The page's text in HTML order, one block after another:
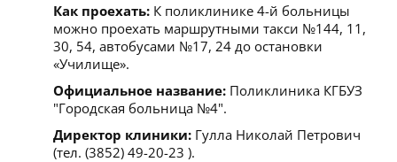
Как проехать: К поликлинике 4-й больницы
можно проехать маршрутными такси №144, 11,
30, 54, автобусами №17, 24 до остановки
«Училище».
Официальное название: Поликлиника КГБУЗ
"Городская больница №4".
Директор клиники: Гулла Николай Петрович
(тел. (3852) 49-20-23 ).